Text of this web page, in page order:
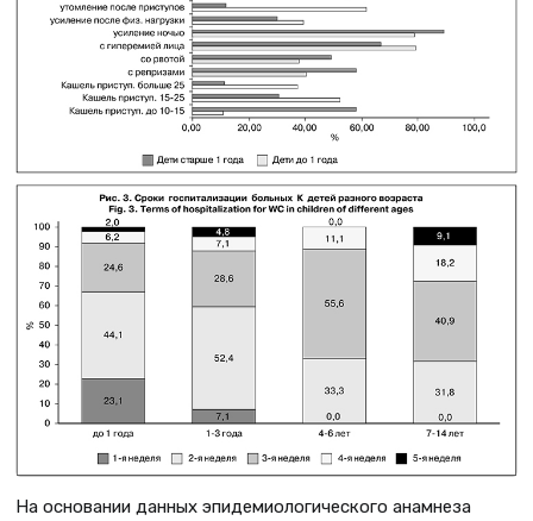
На основании данных эпидемиологического анамнеза